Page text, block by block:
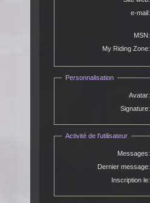
e-mail:
MSN:
My Riding Zone:
Personnalisation
Avatar:
Signature:
Activité de l'utilisateur
Messages:
Dernier message:
Inscription le: